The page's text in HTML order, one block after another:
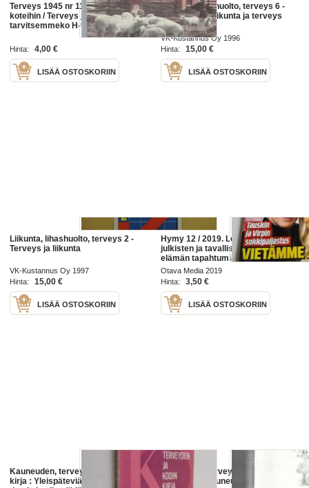
Terveys 1945 nr 11 terveyttä
koteihin / Terveys ja kristinusko,
tarvitsemmeko H-vitamiinia,
kansantautimme - epäsiisteystauti,
alkoholinkäytön vaaroja, ripulin
Hinta: 4,00 €
LISÄÄ OSTOSKORIIN
Liikunta, lihashuolto, terveys 6 -
Ravitsemus, liikunta ja terveys
VK-Kustannus Oy 1996
Hinta:
15,00 €
LISÄÄ OSTOSKORIIN
Liikunta, lihashuolto, terveys 2 -
Terveys ja liikunta
VK-Kustannus Oy 1997
Hinta:
15,00 €
LISÄÄ OSTOSKORIIN
Hymy 12 / 2019. Lehti täynnä
julkisten ja tavallisten tallaajien
elämän tapahtumia.Ristikko
tekemättä. Terveys ja vitamiini
vinkkejä jne. 87 sivua.
Otava Media 2019
Hinta:
3,50 €
LISÄÄ OSTOSKORIIN
Kauneuden, terveyden ja kodin
kirja : Yleispäteviä valikoituja
Kauneus ja terveys 5 B / 1961
Terveys on kauneutta